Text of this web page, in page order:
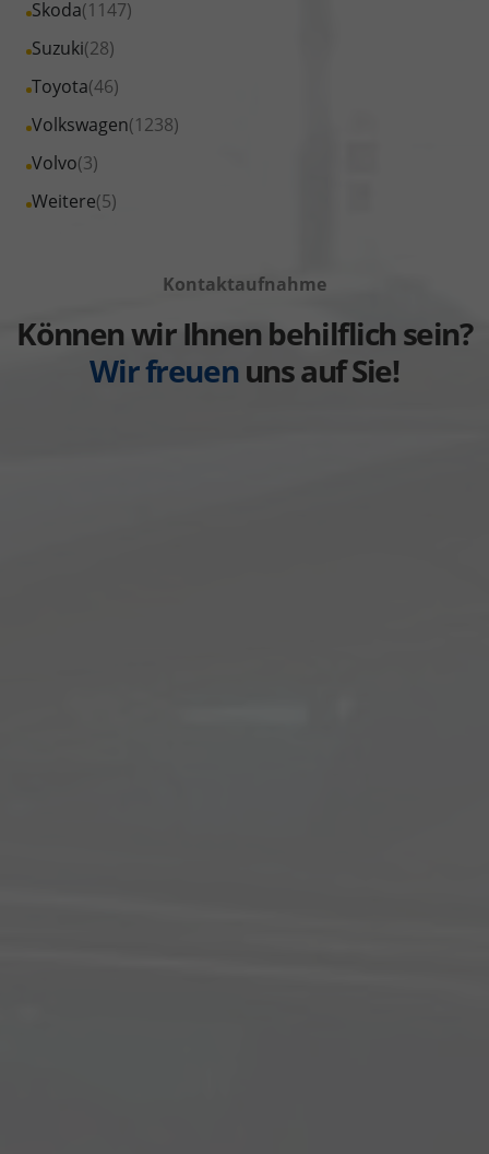
anzeigen
Renault
anzeigen
Seat
anzeigen
Skoda(1147)
Alle
Fahrzeuge
Skoda
anzeigen
Suzuki(28)
Alle
Fahrzeuge
Suzuki
anzeigen
Toyota(46)
Alle
Fahrzeuge
Toyota
anzeigen
Volkswagen(1238)
Alle
Fahrzeuge
Volkswagen
Volvo(3)
Alle
Fahrzeuge
Weitere(5)
Alle
anzeigen
Kontaktaufnahme
Können wir Ihnen behilflich sein?
Wir freuenuns auf Sie!